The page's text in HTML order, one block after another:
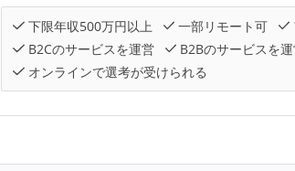
下限年収500万円以上 一部リモート可
B2Cのサービスを運営
B2Bのサービスを
オンラインで選考が受けられる